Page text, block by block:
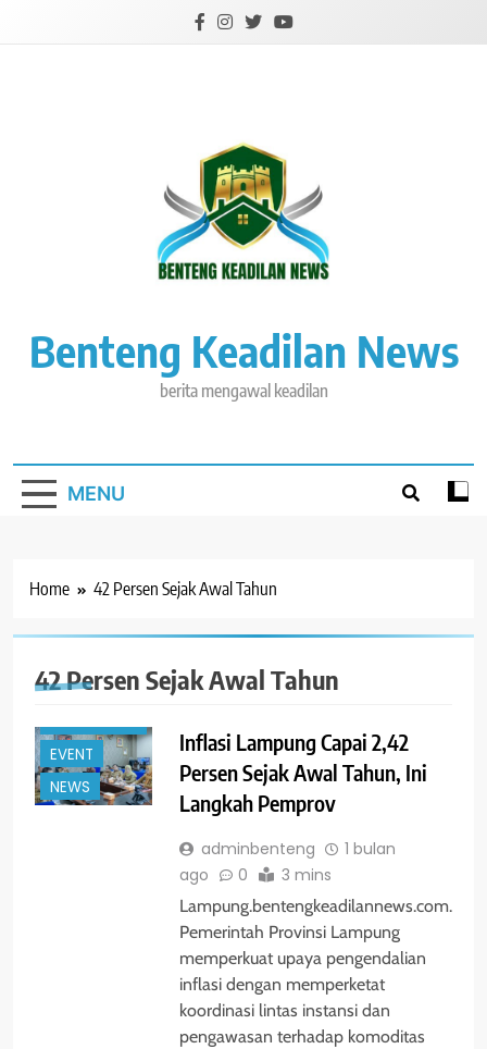
Benteng Keadilan News
berita mengawal keadilan
MENU
Home 42 Persen Sejak Awal Tahun
42 Persen Sejak Awal Tahun
#TRENDING
LAMPUNG
EVENT
NEWS
Inflasi Lampung Capai 2,42
Persen Sejak Awal Tahun, Ini
Langkah Pemprov
adminbenteng
1 bulan
ago
0 3 mins
Lampung.bentengkeadilannews.com.
Pemerintah Provinsi Lampung
memperkuat upaya pengendalian
inflasi dengan memperketat
koordinasi lintas instansi dan
pengawasan terhadap komoditas